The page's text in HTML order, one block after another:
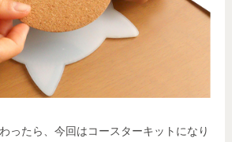
ったら、今回はコースターキットになり